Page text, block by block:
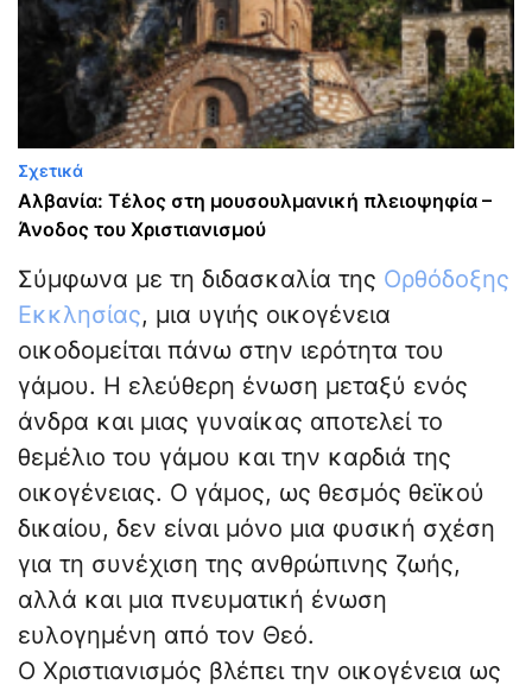
Σχετικά
Αλβανία: Τέλος στη μουσουλμανική πλειοψηφία –
Άνοδος του Χριστιανισμού
Σύμφωνα με τη διδασκαλία της Ορθόδοξης
Εκκλησίας, μια υγιής οικογένεια
οικοδομείται πάνω στην ιερότητα του
γάμου. Η ελεύθερη ένωση μεταξύ ενός
άνδρα και μιας γυναίκας αποτελεί το
θεμέλιο του γάμου και την καρδιά της
οικογένειας. Ο γάμος, ως θεσμός θεϊκού
δικαίου, δεν είναι μόνο μια φυσική σχέση
για τη συνέχιση της ανθρώπινης ζωής,
αλλά και μια πνευματική ένωση
ευλογημένη από τον Θεό.
Ο Χριστιανισμός βλέπει την οικογένεια ως